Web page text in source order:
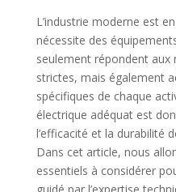
L’industrie moderne est
nécessite des
seulement répondent aux
strictes, mais également
spécifiques de chaque
électrique adéquat est
l’efficacité et la durabilité
Dans cet article, nous
essentiels à considérer